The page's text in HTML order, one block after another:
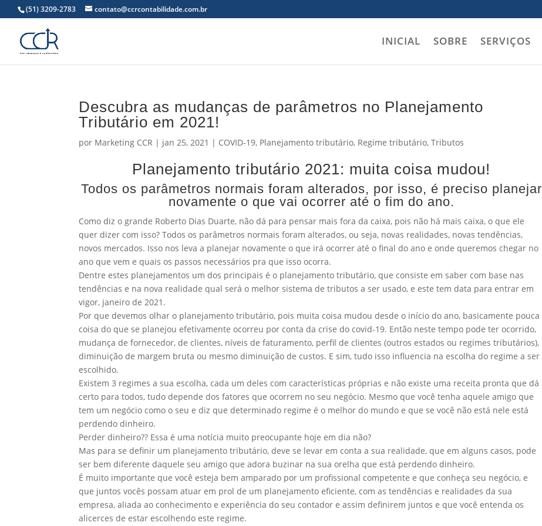
(51) 3209-2783 contato@ccrcontabilidade.com.br
INICIAL SOBRE SERVIÇOS
Descubra as mudanças de parâmetros no Planejamento
Tributário em 2021!
por Marketing CCR | jan 25, 2021 | COVID-19, Planejamento tributário, Regime tributário,Tributos
Planejamento tributário 2021: muita coisa mudou!
Todos os parâmetros normais foram alterados, por isso, é preciso planejar
novamente o que vai ocorrer até o fim do ano.
Como diz o grande Roberto Dias Duarte, não dá para pensar mais fora da caixa, pois não há mais caixa, o que ele
quer dizer com isso? Todos os parâmetros normais foram alterados, ou seja, novas realidades, novas tendências,
novos mercados. Isso nos leva a planejar novamente o que irá ocorrer até o final do ano e onde queremos chegar no
ano que vem e quais os passos necessários pra que isso ocorra.
Dentre estes planejamentos um dos principais é o planejamento tributário, que consiste em saber com base nas
tendências e na nova realidade qual será o melhor sistema de tributos a ser usado, e este tem data para entrar em
vigor, janeiro de 2021.
Por que devemos olhar o planejamento tributário, pois muita coisa mudou desde o início do ano, basicamente pouca
coisa do que se planejou efetivamente ocorreu por conta da crise do covid-19. Então neste tempo pode ter ocorrido,
mudança de fornecedor, de clientes, níveis de faturamento, perfil de clientes (outros estados ou regimes tributários),
diminuição de margem bruta ou mesmo diminuição de custos. E sim, tudo isso influencia na escolha do regime a ser
escolhido.
Existem 3 regimes a sua escolha, cada um deles com características próprias e não existe uma receita pronta que dá
certo para todos, tudo depende dos fatores que ocorrem no seu negócio. Mesmo que você tenha aquele amigo que
tem um negócio como o seu e diz que determinado regime é o melhor do mundo e que se você não está nele está
perdendo dinheiro.
Perder dinheiro?? Essa é uma notícia muito preocupante hoje em dia não?
Mas para se definir um planejamento tributário, deve se levar em conta a sua realidade, que em alguns casos, pode
ser bem diferente daquele seu amigo que adora buzinar na sua orelha que está perdendo dinheiro.
É muito importante que você esteja bem amparado por um profissional competente e que conheça seu negócio, e
que juntos vocês possam atuar em prol de um planejamento eficiente, com as tendências e realidades da sua
empresa, aliada ao conhecimento e experiência do seu contador e assim definirem juntos e que você entenda os
alicerces de estar escolhendo este regime.